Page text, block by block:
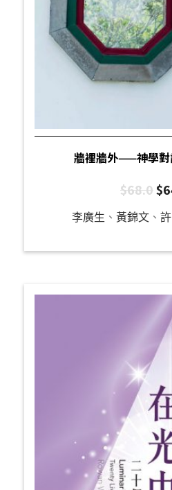
牆裡牆外——神學對
$68.0$
李廣生 、 黃錦文 、